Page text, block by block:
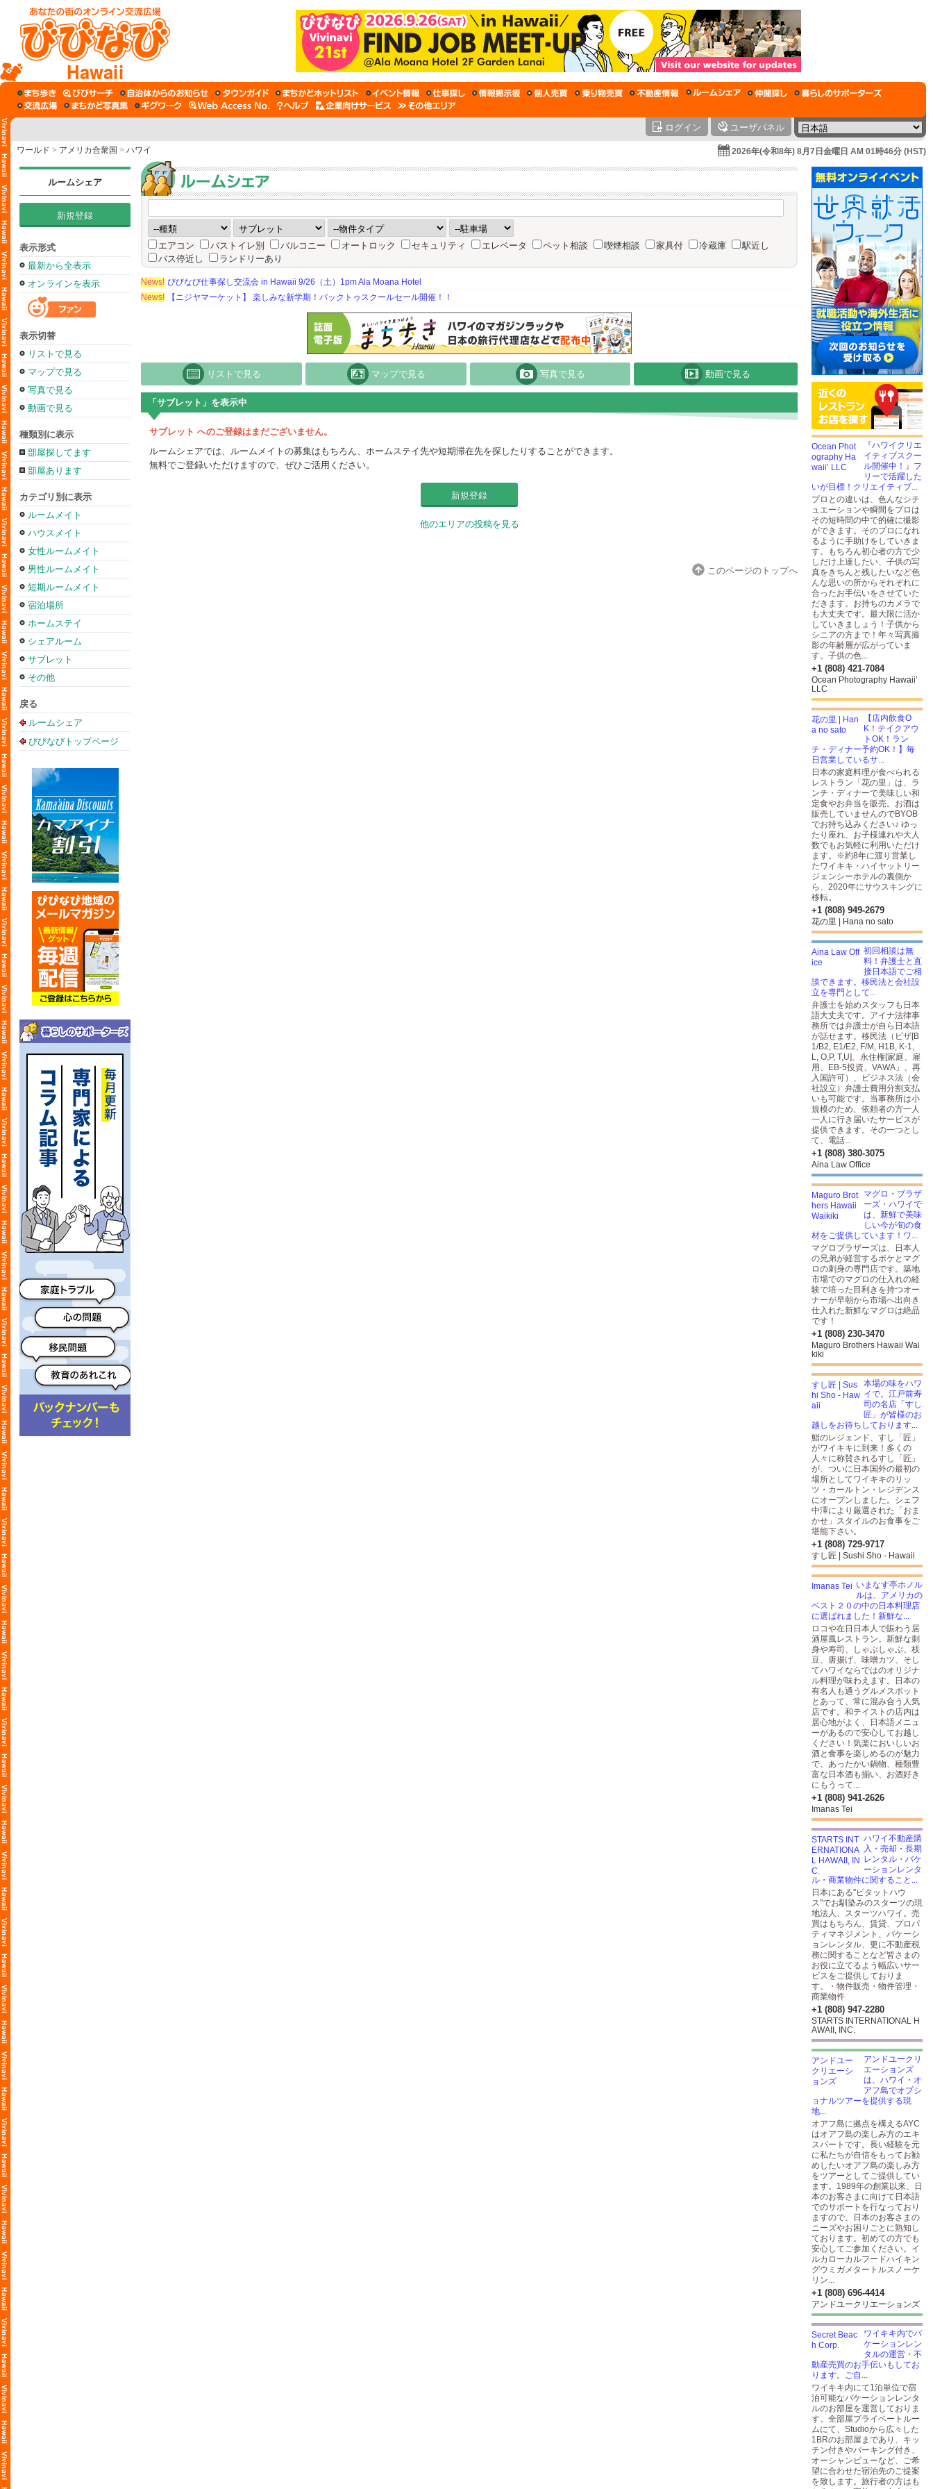
Hawaii
ログイン ユーザパネル
ワールド > アメリカ合衆国 > ハワイ 2026年(令和8年) 8月7日金曜日 AM 01時46分 (HST)
ルームシェア
新規登録
表示形式
最新から全表示
オンラインを表示
表示切替
リストで見る
マップで見る
写真で見る
動画で見る
種類別に表示
部屋探してます
部屋あります
カテゴリ別に表示
ルームメイト
ハウスメイト
女性ルームメイト
男性ルームメイト
短期ルームメイト
宿泊場所
ホームステイ
シェアルーム
サブレット
その他
戻る
ルームシェア
びびなびトップページ
エアコン バストイレ別 バルコニー オートロック セキュリティ エレベータ ペット相談 喫煙相談 家具付 冷蔵庫
駅近し
バス停近し
ランドリーあり
News! びびなび仕事探し交流会 in Hawaii 9/26（土）1pm Ala Moana Hotel
News!
【ニジヤマーケット】 楽しみな新学期！バックトゥスクールセール開催！！
リストで見る マップで見る 写真で見る 動画で見る
「サブレット」を表示中
サブレット へのご登録はまだございません。
ルームシェアでは、ルームメイトの募集はもちろん、ホームステイ先や短期滞在先を探したりすることができます。
無料でご登録いただけますので、ぜひご活用ください。
新規登録
他のエリアの投稿を見る
このページのトップへ
『ハワイクリエ
イティブスクー
ル開催中！』フ
リーで活躍した
いが目標！クリエイティブ...
プロとの違いは、色んなシチ
ュエーションや瞬間をプロは
その短時間の中で的確に撮影
ができます。そのプロになれ
るように手助けをしていきま
す。もちろん初心者の方で少
しだけ上達したい、子供の写
真をきちんと残したいなど色
んな思いの所からそれぞれに
合ったお手伝いをさせていた
だきます。お持ちのカメラで
も大丈夫です。最大限に活か
していきましょう！子供から
シニアの方まで！年々写真撮
影の年齢層が広がっていま
す。子供の色...
+1 (808) 421-7084
Ocean Photography Hawaii’
LLC
【店内飲食O
K！テイクアウ
トOK！ラン
チ・ディナー予約OK！】毎
日営業しているサ...
日本の家庭料理が食べられる
レストラン「花の里」は、ラ
ンチ・ディナーで美味しい和
定食やお弁当を販売。お酒は
販売していませんのでBYOB
でお持ち込みください♪ ゆっ
たり座れ、お子様連れや大人
数でもお気軽に利用いただけ
ます。※約8年に渡り営業し
たワイキキ・ハイヤットリー
ジェンシーホテルの裏側か
ら、2020年にサウスキングに
移転。
+1 (808) 949-2679
花の里 | Hana no sato
初回相談は無
料！弁護士と直
接日本語でご相
談できます。移民法と会社設
立を専門として...
弁護士を始めスタッフも日本
語大丈夫です。アイナ法律事
務所では弁護士が自ら日本語
が話せます。移民法（ビザ[B
1/B2, E1/E2, F/M, H1B, K-1,
L, O,P, T,U]、永住権[家庭、雇
用、EB-5投資、VAWA」、再
入国許可）、ビジネス法（会
社設立）弁護士費用分割支払
いも可能です。当事務所は小
規模のため、依頼者の方一人
一人に行き届いたサービスが
提供できます。その一つとし
て、電話...
+1 (808) 380-3075
Aina Law Office
マグロ・ブラザ
ーズ・ハワイで
は、新鮮で美味
しい今が旬の食
材をご提供しています！ワ...
マグロブラザーズは、日本人
の兄弟が経営するポケとマグ
ロの刺身の専門店です。築地
市場でのマグロの仕入れの経
験で培った目利きを持つオー
ナーが早朝から市場へ出向き
仕入れた新鮮なマグロは絶品
です！
+1 (808) 230-3470
Maguro Brothers Hawaii Wai
kiki
本場の味をハワ
イで。江戸前寿
司の名店「すし
匠」が皆様のお
越しをお待ちしております...
鮨のレジェンド、すし「匠」
がワイキキに到来！多くの
人々に称賛されるすし「匠」
が、ついに日本国外の最初の
場所としてワイキキのリッ
ツ・カールトン・レジデンス
にオープンしました。シェフ
中澤により厳選された「おま
かせ」スタイルのお食事をご
堪能下さい。
+1 (808) 729-9717
すし匠 | Sushi Sho - Hawaii
いまなす亭ホノル
ルは、アメリカの
ベスト２０の中の日本料理店
に選ばれました！新鮮な...
ロコや在日日本人で賑わう居
酒屋風レストラン。新鮮な刺
身や寿司、しゃぶしゃぶ、枝
豆、唐揚げ、味噌カツ、そし
てハワイならではのオリジナ
ル料理が味わえます。日本の
有名人も通うグルメスポット
とあって、常に混み合う人気
店です。和テイストの店内は
居心地がよく、日本語メニュ
ーがあるので安心してお越し
ください！気楽においしいお
酒と食事を楽しめるのが魅力
で、あったかい鍋物、種類豊
富な日本酒も揃い、お酒好き
にもうって...
+1 (808) 941-2626
Imanas Tei
ハワイ不動産購
入・売却・長期
レンタル・バケ
ーションレンタ
ル・商業物件に関すること...
日本にある"ピタットハウ
ス"でお馴染みのスターツの現
地法人、スターツハワイ。売
買はもちろん、賃貸、プロパ
ティマネジメント、バケーシ
ョンレンタル、更に不動産税
務に関することなど皆さまの
お役に立てるよう幅広いサー
ビスをご提供しておりま
す。・物件販売・物件管理・
商業物件
+1 (808) 947-2280
STARTS INTERNATIONAL H
AWAII, INC.
アンドユークリ
エーションズ
は、ハワイ・オ
アフ島でオプシ
ョナルツアーを提供する現
地...
オアフ島に拠点を構えるAYC
はオアフ島の楽しみ方のエキ
スパートです。長い経験を元
に私たちが自信をもってお勧
めしたいオアフ島の楽しみ方
をツアーとしてご提供してい
ます。1989年の創業以来、日
本のお客さまに向けて日本語
でのサポートを行なっており
ますので、日本のお客さまの
ニーズやお困りごとに熟知し
ております。初めての方でも
安心してご参加ください。イ
ルカローカルフードハイキン
グウミガメタートルスノーケ
リン...
+1 (808) 696-4414
アンドユークリエーションズ
ワイキキ内でバ
ケーションレン
タルの運営・不
動産売買のお手伝いもしてお
ります。ご自...
ワイキキ内にて1泊単位で宿
泊可能なバケーションレンタ
ルのお部屋を運営しておりま
す。全部屋プライベートルー
ムにて、Studioから広々した
1BRのお部屋まであり、キッ
チン付きやパーキング付き、
オーシャンビューなど、ご希
望に合わせた宿泊先のご提案
を致します。旅行者の方はも